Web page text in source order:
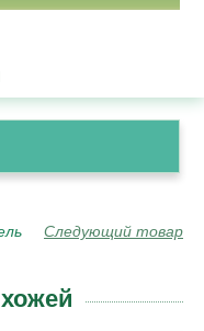
Следующий товар